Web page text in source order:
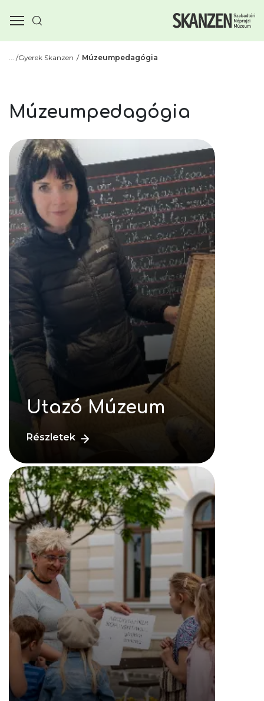
Gyerek Skanzen Múzeumpedagógia
Múzeumpedagógia
Utazó Múzeum
Részletek